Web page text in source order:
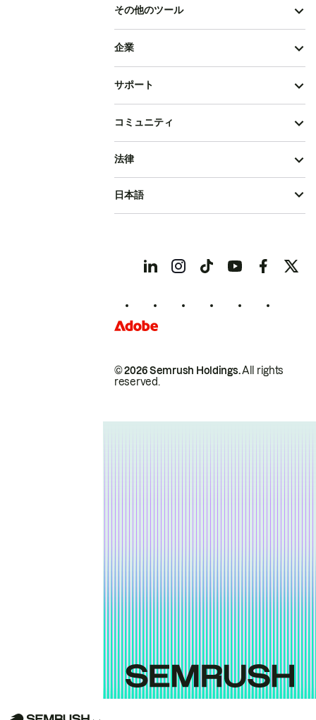
その他のツール
企業
サポート
コミュニティ
© 2026 Semrush Holdings.All rights
reserved.
法律
日本語